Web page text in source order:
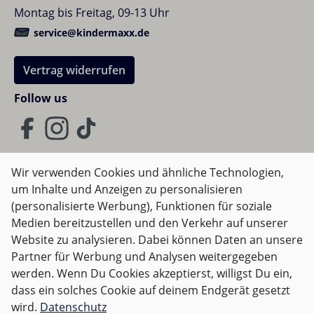
Ergebnissen.
Die Pastellpalette wirkt freundlich und dezent. Sie
unterstützt konzentriertes Spielen und lässt die Bahn
trotz komplexer Strukturen übersichtlich wirken. So
finden Kinder leichter in den Flow – die Zeit vergeht
wie im Flug, während sie tüfteln, bauen und
ausprobieren.
Was du alles bauen kannst
Mit 110 Teilen hast du genug Material für echte
Highlights. Starte mit einer Basislinie aus Geraden,
füge sanfte Kurven hinzu und teste die
Geschwindigkeit der Kugel. Erhöhe danach das
Niveau: baue Brücken, Türme und Schrägen.
Follow us
Montag bis Freitag, 09-13 Uhr
service@kindermaxx.de
Vertrag widerrufen
AGB Impressum
Datenschutz
Widerrufsrecht
Alle Preise inkl. gesetzl. Mehrwertsteuer zzgl.Versandkosten
und ggf. Nachnahmegebühren, wenn nicht anders
angegeben.
Wir verwenden Cookies und ähnliche Technologien,
um Inhalte und Anzeigen zu personalisieren
(personalisierte Werbung), Funktionen für soziale
Medien bereitzustellen und den Verkehr auf unserer
Website zu analysieren. Dabei können Daten an unsere
Partner für Werbung und Analysen weitergegeben
werden. Wenn Du Cookies akzeptierst, willigst Du ein,
dass ein solches Cookie auf deinem Endgerät gesetzt
wird. Datenschutz